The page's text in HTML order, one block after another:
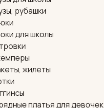
рубашки
для школы
жилеты
платья для девочек